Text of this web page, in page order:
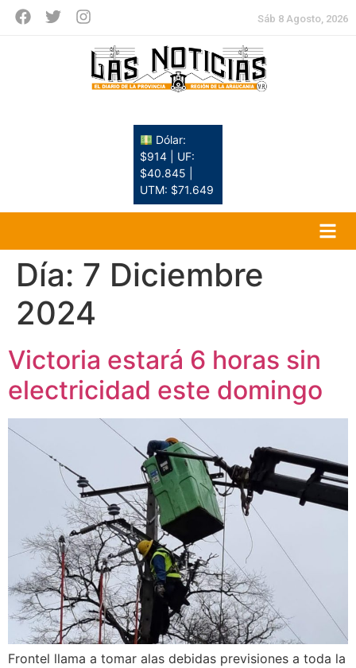
Sáb 8 Agosto, 2026
Dólar:
$914 | UF:
$40.845 |
UTM: $71.649
Día: 7 Diciembre
2024
Victoria estará 6 horas sin
electricidad este domingo
Frontel llama a tomar alas debidas previsiones a toda la